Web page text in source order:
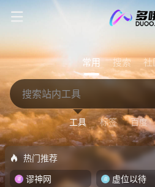
常用 搜索 社
工具 标签 百度
热门推荐
谬神网
虚位以待